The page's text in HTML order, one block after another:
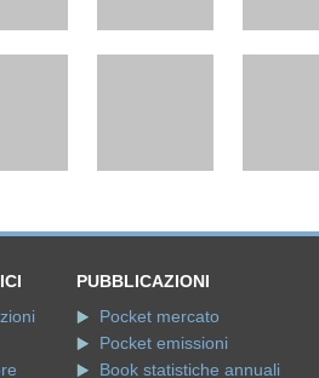
PUBBLICAZIONI
Pocket mercato
Pocket emissioni
Book statistiche annuali